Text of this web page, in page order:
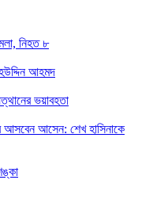
নিহত ৮
আহমদ
ভয়াবহতা
আসেন: শেখ হাসিনাকে